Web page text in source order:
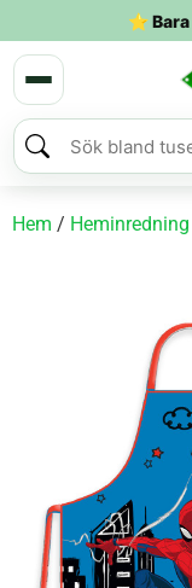
⭐ Bara
Hem / Heminredning